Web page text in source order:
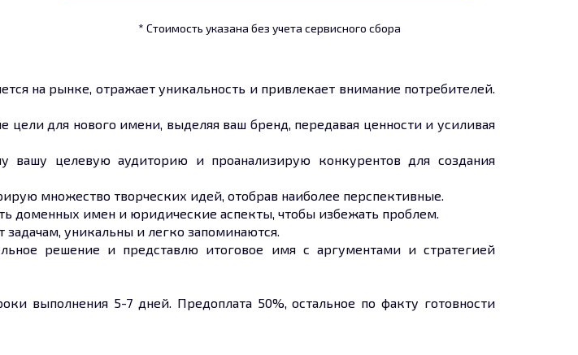
* Стоимость указана без учета сервисного сбора
на рынке, отражает уникальность и привлекает внимание потребителей.
для нового имени, выделяя ваш бренд, передавая ценности и усиливая
вашу целевую аудиторию и проанализирую конкурентов для создания
множество творческих идей, отобрав наиболее перспективные.
доменных имен и юридические аспекты, чтобы избежать проблем.
уникальны и легко запоминаются.
решение и представлю итоговое имя с аргументами и стратегией
выполнения 5-7 дней. Предоплата 50%, остальное по факту готовности